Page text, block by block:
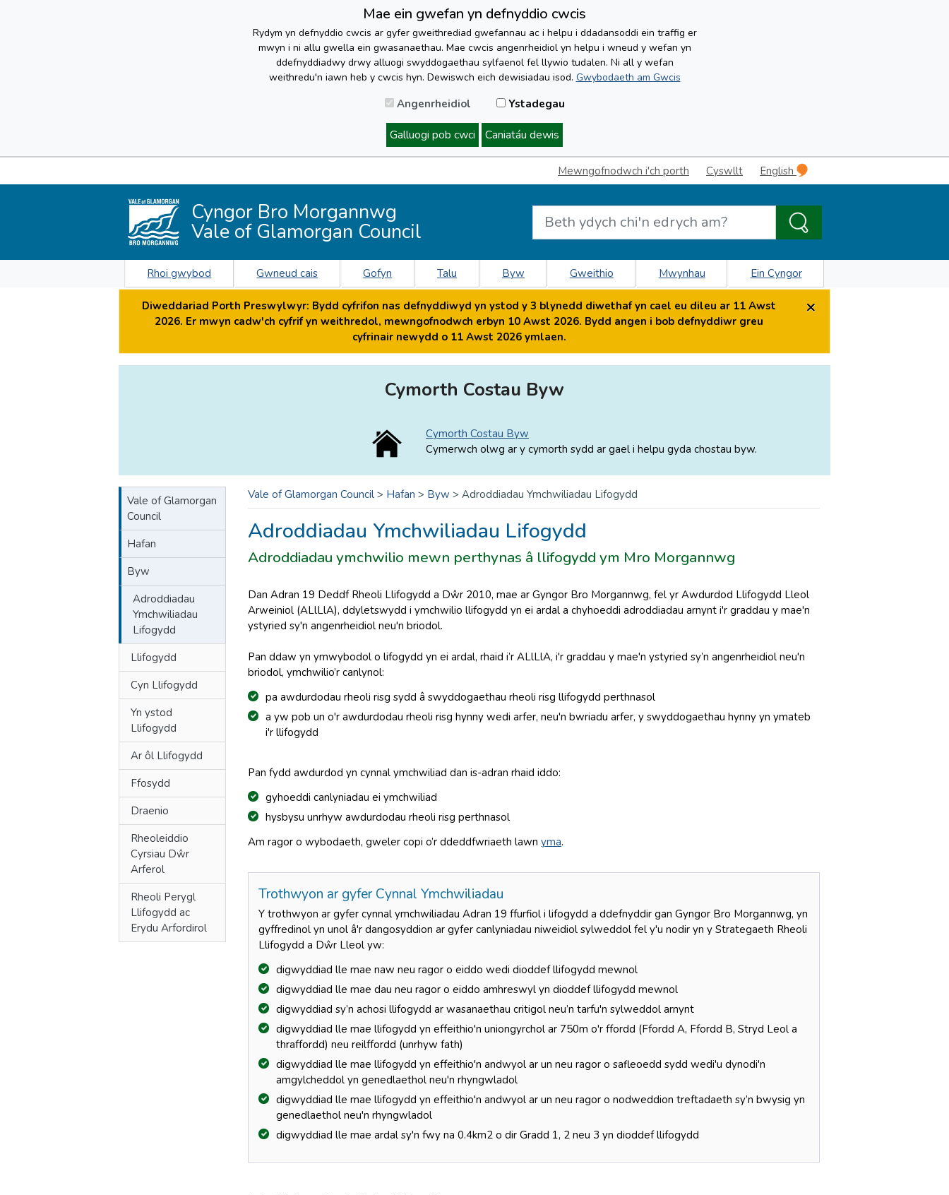
Mae ein gwefan yn defnyddio cwcis
Rydym yn defnyddio cwcis ar gyfer gweithrediad gwefannau ac i helpu i ddadansoddi ein traffig er
mwyn i ni allu gwella ein gwasanaethau. Mae cwcis angenrheidiol yn helpu i wneud y wefan yn
ddefnyddiadwy drwy alluogi swyddogaethau sylfaenol fel llywio tudalen. Ni all y wefan
weithredu'n iawn heb y cwcis hyn. Dewiswch eich dewisiadau isod. Gwybodaeth am Gwcis
Angenrheidiol Ystadegau
Galluogi pob cwci Caniatáu dewis
Mewngofnodwch i'ch porth Cyswllt English
Cyngor Bro Morgannwg
Vale of Glamorgan Council
Rhoi gwybod Gwneud cais Gofyn Talu Byw Gweithio Mwynhau Ein Cyngor
Diweddariad Porth Preswylwyr: Bydd cyfrifon nas defnyddiwyd yn ystod y 3 blynedd diwethaf yn cael eu dileu ar 11 Awst
2026. Er mwyn cadw'ch cyfrif yn weithredol, mewngofnodwch erbyn 10 Awst 2026. Bydd angen i bob defnyddiwr greu
cyfrinair newydd o 11 Awst 2026 ymlaen.
×
Cymorth Costau Byw
Cymorth Costau Byw
Cymerwch olwg ar y cymorth sydd ar gael i helpu gyda chostau byw.
Vale of Glamorgan
Council
Hafan
Byw
Adroddiadau
Ymchwiliadau
Lifogydd
Llifogydd
Cyn Llifogydd
Yn ystod
Llifogydd
Ar ôl Llifogydd
Ffosydd
Draenio
Rheoleiddio
Cyrsiau Dŵr
Arferol
Rheoli Perygl
Llifogydd ac
Erydu Arfordirol
Vale of Glamorgan Council > Hafan > Byw > Adroddiadau Ymchwiliadau Lifogydd
Adroddiadau Ymchwiliadau Lifogydd
Adroddiadau ymchwilio mewn perthynas â llifogydd ym Mro Morgannwg
Dan Adran 19 Deddf Rheoli Llifogydd a Dŵr 2010, mae ar Gyngor Bro Morgannwg, fel yr Awdurdod Llifogydd Lleol
Arweiniol (ALlLlA), ddyletswydd i ymchwilio llifogydd yn ei ardal a chyhoeddi adroddiadau arnynt i'r graddau y mae'n
ystyried sy'n angenrheidiol neu'n briodol.
Pan ddaw yn ymwybodol o lifogydd yn ei ardal, rhaid i’r ALlLlA, i'r graddau y mae'n ystyried sy’n angenrheidiol neu'n
briodol, ymchwilio’r canlynol:
pa awdurdodau rheoli risg sydd â swyddogaethau rheoli risg llifogydd perthnasol
a yw pob un o'r awdurdodau rheoli risg hynny wedi arfer, neu'n bwriadu arfer, y swyddogaethau hynny yn ymateb
i'r llifogydd
Pan fydd awdurdod yn cynnal ymchwiliad dan is-adran rhaid iddo:
gyhoeddi canlyniadau ei ymchwiliad
hysbysu unrhyw awdurdodau rheoli risg perthnasol
Am ragor o wybodaeth, gweler copi o’r ddeddfwriaeth lawn yma.
Trothwyon ar gyfer Cynnal Ymchwiliadau
Y trothwyon ar gyfer cynnal ymchwiliadau Adran 19 ffurfiol i lifogydd a ddefnyddir gan Gyngor Bro Morgannwg, yn
gyffredinol yn unol â'r dangosyddion ar gyfer canlyniadau niweidiol sylweddol fel y'u nodir yn y Strategaeth Rheoli
Llifogydd a Dŵr Lleol yw:
digwyddiad lle mae naw neu ragor o eiddo wedi dioddef llifogydd mewnol
digwyddiad lle mae dau neu ragor o eiddo amhreswyl yn dioddef llifogydd mewnol
digwyddiad sy’n achosi llifogydd ar wasanaethau critigol neu’n tarfu'n sylweddol arnynt
digwyddiad lle mae llifogydd yn effeithio'n uniongyrchol ar 750m o'r ffordd (Ffordd A, Ffordd B, Stryd Leol a
thraffordd) neu reilffordd (unrhyw fath)
digwyddiad lle mae llifogydd yn effeithio'n andwyol ar un neu ragor o safleoedd sydd wedi'u dynodi'n
amgylcheddol yn genedlaethol neu'n rhyngwladol
digwyddiad lle mae llifogydd yn effeithio'n andwyol ar un neu ragor o nodweddion treftadaeth sy’n bwysig yn
genedlaethol neu'n rhyngwladol
digwyddiad lle mae ardal sy'n fwy na 0.4km2 o dir Gradd 1, 2 neu 3 yn dioddef llifogydd